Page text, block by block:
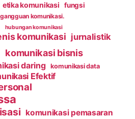
etika komunikasi fungsi
gangguan komunikasi.
hubungan komunikasi
komunikasi jurnalistik
komunikasi bisnis
daring komunikasi data
Efektif
komunikasi pemasaran